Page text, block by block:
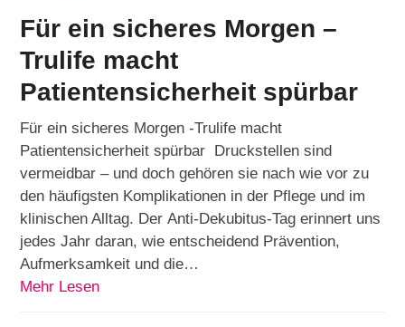
Für ein sicheres Morgen –
Trulife macht
Patientensicherheit spürbar
Für ein sicheres Morgen -Trulife macht
Patientensicherheit spürbar Druckstellen sind
vermeidbar – und doch gehören sie nach wie vor zu
den häufigsten Komplikationen in der Pflege und im
klinischen Alltag. Der Anti-Dekubitus-Tag erinnert uns
jedes Jahr daran, wie entscheidend Prävention,
Aufmerksamkeit und die…
Mehr Lesen